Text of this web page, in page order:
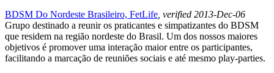
BDSM Do Nordeste Brasileiro, FetLife , verified 2013-Dec-06
Grupo destinado a reunir os praticantes e simpatizantes do BDSM
que residem na região nordeste do Brasil. Um dos nossos maiores
objetivos é promover uma interação maior entre os participantes,
facilitando a marcação de reuniões sociais e até mesmo play-parties.